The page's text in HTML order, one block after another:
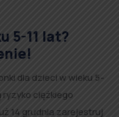
5-11 lat?
dla dzieci w wieku 5-
ciężkiego
14 grudnia zarejestruj